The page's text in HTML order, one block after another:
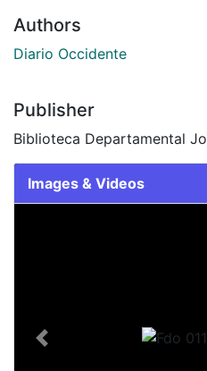
Authors
Diario Occidente
Publisher
Biblioteca Departamental
Images & Videos
Previous